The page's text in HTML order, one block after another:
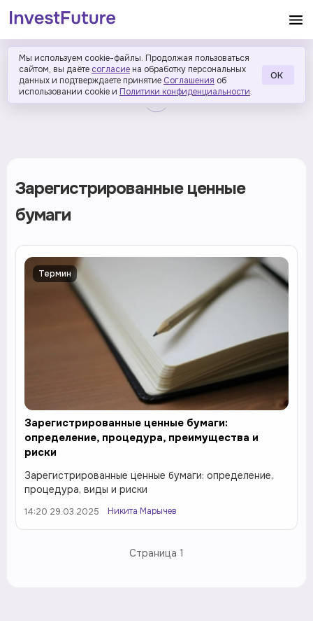
Мы используем cookie-файлы. Продолжая пользоваться
сайтом, вы даёте согласие на обработку персональных
данных и подтверждаете принятие Соглашения об
использовании cookie и Политики конфиденциальности.
ОК
Зарегистрированные ценные
бумаги
Термин
Зарегистрированные ценные бумаги:
определение, процедура, преимущества и
риски
Зарегистрированные ценные бумаги: определение,
процедура, виды и риски
14:20 29.03.2025 Никита Марычев
Страница 1